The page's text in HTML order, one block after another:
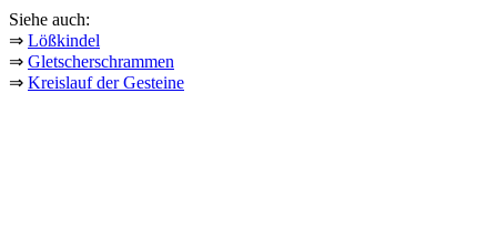
Siehe auch:
⇒ Lößkindel
⇒ Gletscherschrammen
⇒ Kreislauf der Gesteine